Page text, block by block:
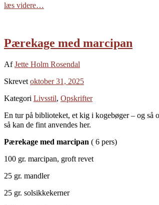
læs videre…
Pærekage med marcipan
AfJette Holm Rosendal
Skrevet oktober 31, 2025
Kategori Livsstil, Opskrifter
En tur på biblioteket, et kig i kogebøger – og så
så kan de fint anvendes her.
Pærekage med marcipan ( 6 pers)
100 gr. marcipan, groft revet
25 gr. mandler
25 gr. solsikkekerner